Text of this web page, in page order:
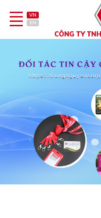
VN
EN
Bút
Bật lửa
Đồ sứ quà tặng
Bình/ca giữ nhiệt
Dây đeo & Phụ kiện